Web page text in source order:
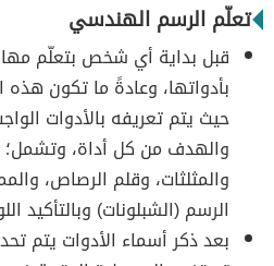
تعلّم الرسم الهندسي
قبل بداية أي شخص بتعلّم
بأدواتها، وعادةً ما تكون
حيث يتم تعريفه بالأدوات
والهدف من كل أداة، وتشمل؛
والمثلثات، وقلم الرصاص،
الرسم (الشبلونات) وبالتأكيد
بعد ذكر أسماء الأدوات يتم